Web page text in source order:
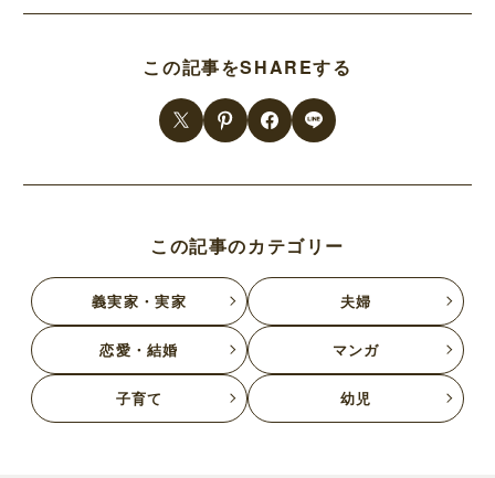
この記事をSHAREする
この記事のカテゴリー
義実家・実家 夫婦
恋愛・結婚 マンガ
子育て 幼児